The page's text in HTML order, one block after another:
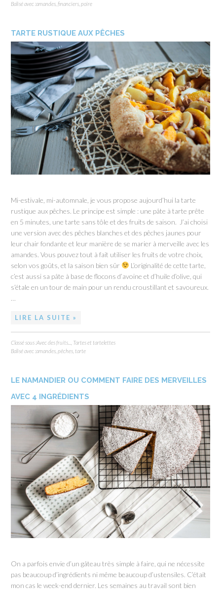
Balisé avec :amandes ,financiers ,poire
TARTE RUSTIQUE AUX PÊCHES
Mi-estivale, mi-automnale, je vous propose aujourd’hui la tarte
rustique aux pêches. Le principe est simple : une pâte à tarte prête
en 5 minutes, une tarte sans tôle et des fruits de saison. J’ai choisi
une version avec des pêches blanches et des pêches jaunes pour
leur chair fondante et leur manière de se marier à merveille avec les
amandes. Vous pouvez tout à fait utiliser les fruits de votre choix,
selon vos goûts, et la saison bien sûr
L’originalité de cette tarte,
c’est aussi sa pâte à base de flocons d’avoine et d’huile d’olive, qui
s’étale en un tour de main pour un rendu croustillant et savoureux.
…
LIRE LA SUITE »
Classé sous :Avec des fruits...
Tartes et tartelettes
Balisé avec :amandes ,pêches tarte
LE NAMANDIER OU COMMENT FAIRE DES MERVEILLES
AVEC 4 INGRÉDIENTS
On a parfois envie d’un gâteau très simple à faire, qui ne nécessite
pas beaucoup d’ingrédients ni même beaucoup d’ustensiles. C’était
mon cas le week-end dernier. Les semaines au travail sont bien